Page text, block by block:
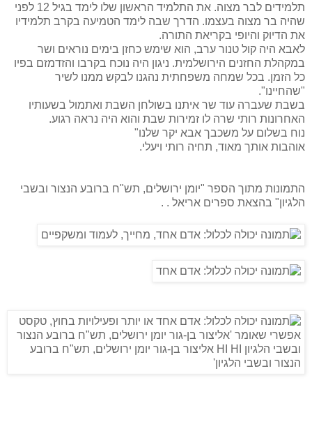
תלמידים לבר מצוה. את התלמיד הראשון שלו לימד בגיל 12 לפני
שהיה בר מצוה בעצמו. הדרך שבה לימד הטמיעה בקרב תלמידיו
את הדיוק והיופי בקריאת התורה.
לאבא היה קול טנור ערב, הוא שימש כחזן בימים נוראים ושר
במקהלת החזנים הירושלמית. ניגון היה נוכח בקרבו והזדמזם בפיו
כל הזמן. בכל שמחה משפחתית נהגנו לבקש ממנו לשיר
"שהחיינו".
בשבת שעברה עוד שר איתנו בשולחן השבת ואתמול בשעותיו
האחרונות רותי שרה לו זמירות שבת והוא היה נראה רגוע.
נוח בשלום על משכבך אבא יקר שלנו"
אוהבות אותך מאוד, תחיה רותי ויעלי.
התמונות מתוך הספר "יומן ירושלים, תש"ח ברובע הנצור ובשבי
הלגיון" בהצאת ספרים אריאל . .